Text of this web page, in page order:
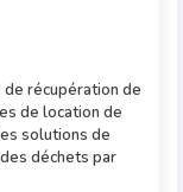
de récupération de
de location de
solutions de
déchets par